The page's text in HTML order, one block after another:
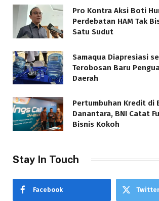
Pro Kontra Aksi Boti
Perdebatan HAM Tak
Satu Sudut
Samaqua Diapresiasi
Terobosan Baru
Daerah
Pertumbuhan Kredit di
Danantara, BNI Catat
Bisnis Kokoh
Stay In Touch
Facebook Twitter